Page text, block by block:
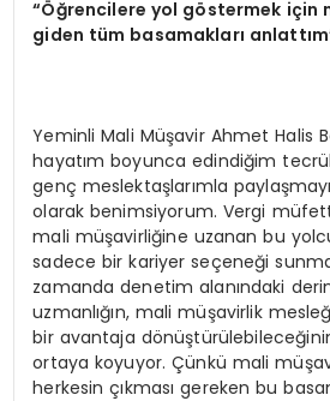
“Öğrencilere yol göstermek için
giden tüm basamakları
Yeminli Mali Müşavir Ahmet Halis
hayatım boyunca edindiğim
genç meslektaşlarımla
olarak benimsiyorum. Vergi
mali müşavirliğine uzanan bu
sadece bir kariyer seçeneği
zamanda denetim alanındaki
uzmanlığın, mali müşavirlik
bir avantaja dönüştürülebileceğinin
ortaya koyuyor. Çünkü mali
herkesin çıkması gereken bu